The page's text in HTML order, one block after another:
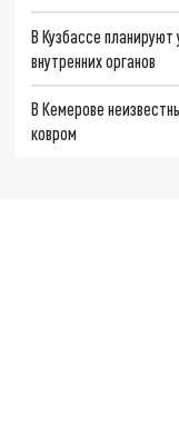
В Кузбассе
внутренних органов
В Кемерове
ковром